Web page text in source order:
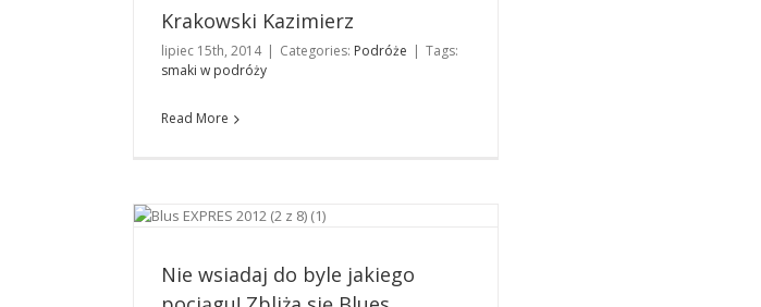
Krakowski Kazimierz
lipiec 15th, 2014 | Categories: Podróże | Tags:
smaki w podróży
Read More
Nie wsiadaj do byle jakiego pociągu! Zbliża się
Nie wsiadaj do byle jakiego